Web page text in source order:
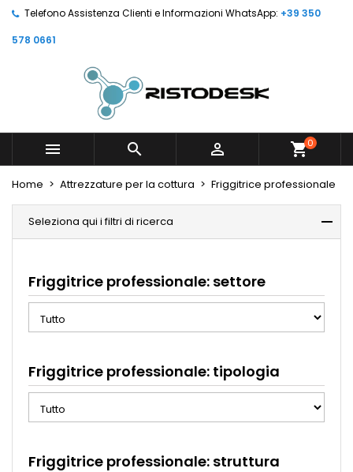
Telefono Assistenza Clienti e Informazioni WhatsApp: +39 350
578 0661
   shopping_cart0
Home Attrezzature per la cottura Friggitrice professionale
Seleziona qui i filtri di ricerca
Friggitrice professionale: settore
Friggitrice professionale: tipologia
Friggitrice professionale: struttura